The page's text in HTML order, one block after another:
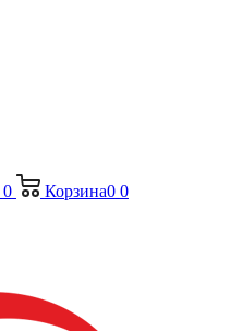
0 Корзина0 0